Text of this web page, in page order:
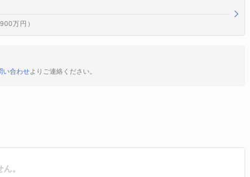
万円）
い合わせよりご連絡ください。
。